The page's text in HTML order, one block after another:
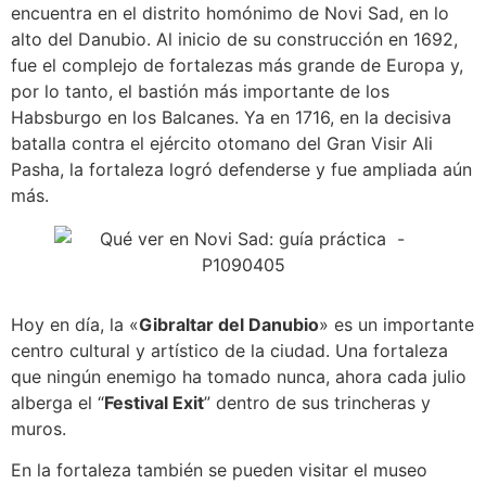
encuentra en el distrito homónimo de Novi Sad, en lo
alto del Danubio. Al inicio de su construcción en 1692,
fue el complejo de fortalezas más grande de Europa y,
por lo tanto, el bastión más importante de los
Habsburgo en los Balcanes. Ya en 1716, en la decisiva
batalla contra el ejército otomano del Gran Visir Ali
Pasha, la fortaleza logró defenderse y fue ampliada aún
más.
Hoy en día, la «Gibraltar del Danubio» es un importante
centro cultural y artístico de la ciudad. Una fortaleza
que ningún enemigo ha tomado nunca, ahora cada julio
alberga el “Festival Exit” dentro de sus trincheras y
muros.
En la fortaleza también se pueden visitar el museo